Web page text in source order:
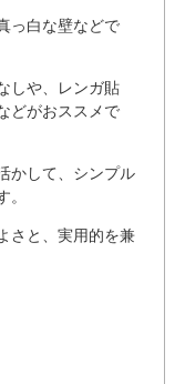
っ白な壁などで
しや、レンガ貼
どがおススメで
かして、シンプル
さと、実用的を兼